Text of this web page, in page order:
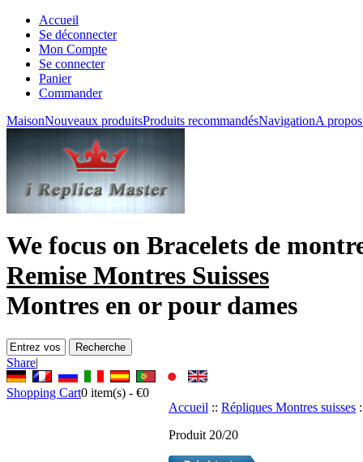
Accueil
Se déconnecter
Mon Compte
Se connecter
Panier
Commander
MaisonNouveaux produitsProduits recommandésNavigationA
We focus on Bracelets de
Remise Montres Suisses
Montres en or pour dames
Share|
Shopping Cart0 item(s) - €0
Accueil :: Répliques Montres suisses
Produit 20/20